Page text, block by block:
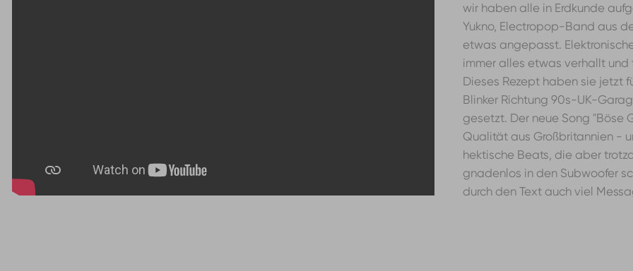
wir haben alle in Erdkunde
Yukno, Electropop-Band aus
etwas angepasst.
immer alles etwas verhallt
Dieses Rezept haben sie jetzt
Blinker Richtung 90s-UK-
gesetzt. Der neue Song "Böse
Qualität aus Großbritannien -
hektische Beats, die aber
gnadenlos in den Subwoofer
durch den Text auch viel